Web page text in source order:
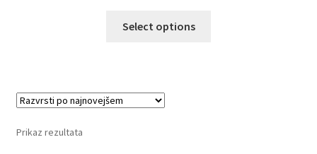
Select options
Prikaz rezultata